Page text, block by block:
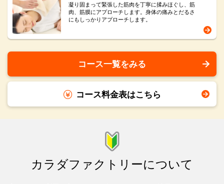
凝り固まって緊張した筋肉を丁寧に揉みほぐし、筋
肉、筋膜にアプローチします。身体の痛みとだるさ
にもしっかりアプローチします。
コース一覧をみる
コース料金表はこちら
カラダファクトリーについて